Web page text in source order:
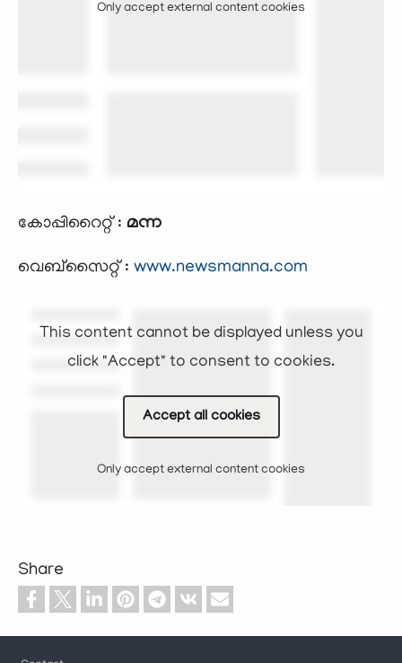
Only accept external content cookies
കോപ്പിറൈറ്റ് : മന്ന
വെബ്സൈറ്റ് : www.newsmanna.com
This content cannot be displayed unless you
click "Accept" to consent to cookies.
Accept all cookies
Only accept external content cookies
Share
Footer